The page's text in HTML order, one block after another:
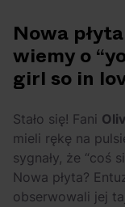
Bring Me The Horizon Ciekawostki
Arctic
Bring Me The
Horizon.
kariery
Sheffield
Nowa
wiemy o
girl so in
Stało się! Fani
mieli rękę na
sygnały, że “coś
Nowa płyta?
obserwowali jej